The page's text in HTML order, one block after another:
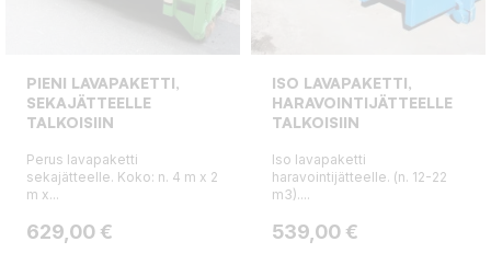
PIENI LAVAPAKETTI,
SEKAJÄTTEELLE
TALKOISIIN
Perus lavapaketti
sekajätteelle. Koko: n. 4 m x 2
m x...
Hinta
629,00 €
ISO LAVAPAKETTI,
HARAVOINTIJÄTTEELLE
TALKOISIIN
Iso lavapaketti
haravointijätteelle. (n. 12-22
m3)....
Hinta
539,00 €